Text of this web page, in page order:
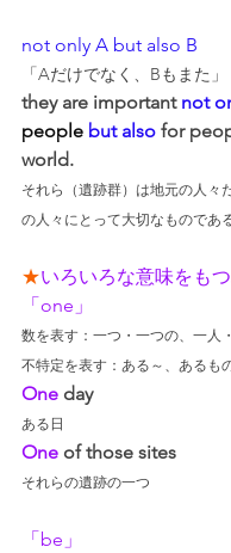
not only A but also B
「Aだけでなく、Bもまた」
they are important not
people but also for
world.
それら（遺跡群）は地元の人々
の人々にとって大切なものである
★いろいろな意味をも
「one」
数を表す：一つ・一つの、一人
不特定を表す：ある～、あるも
One day
ある日
One of those sites
それらの遺跡の一つ
「be」